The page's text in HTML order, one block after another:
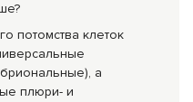
потомства клеток
а
плюри- и